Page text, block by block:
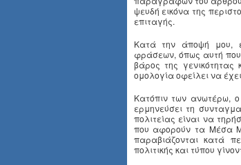
ψευδή εικόνα της
επιταγής.
Κατά την άποψή μου,
φράσεων, όπως αυτή
βάρος της γενικότητας
ομολογία οφείλει να
Κατόπιν των ανωτέρω, ο
ερμηνεύσει τη
πολιτείας είναι να
που αφορούν τα Μέσα
παραβιάζονται κατά
πολιτικής και τύπου